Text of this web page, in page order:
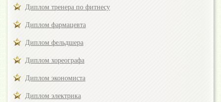
Диплом тренера по фитнесу
Диплом фармацевта
Диплом фельдшера
Диплом хореографа
Диплом экономиста
Диплом электрика